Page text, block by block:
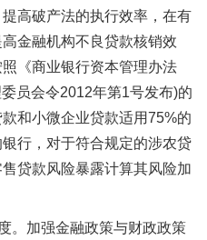
高破产法的执行效率，在有
金融机构不良贷款核销效
《商业银行资本管理办法
员会令2012年第1号发布)的
和小微企业贷款适用75%的
行，对于符合规定的涉农贷
贷款风险暴露计算其风险加
。加强金融政策与财政政策